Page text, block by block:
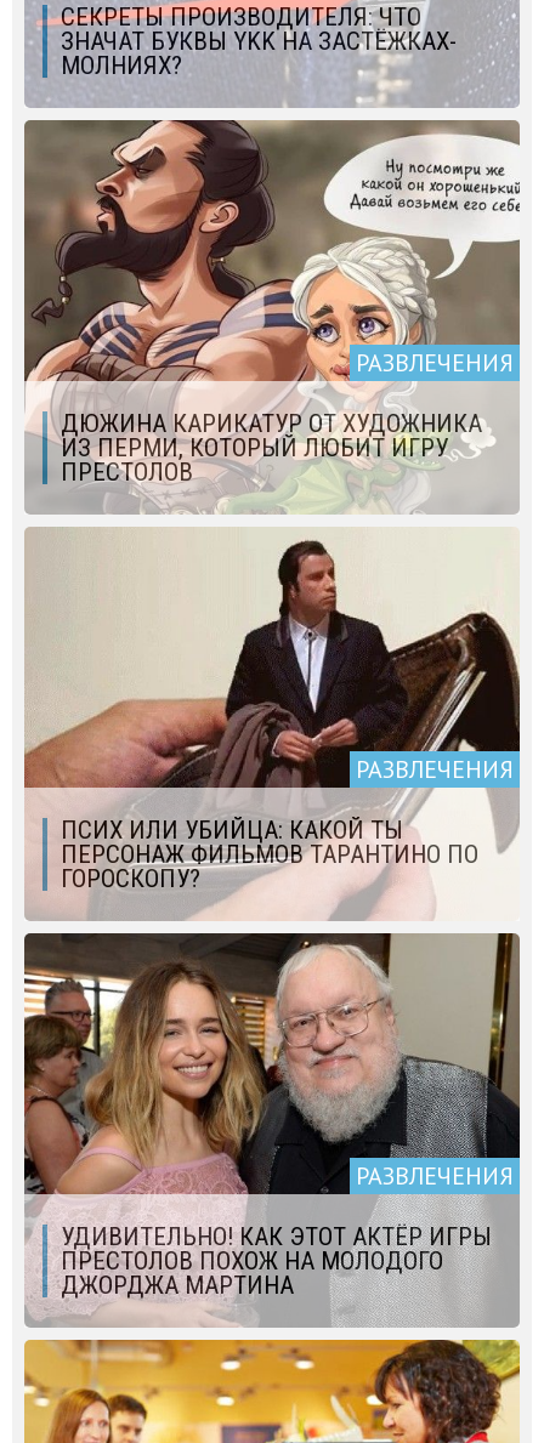
СЕКРЕТЫ ПРОИЗВОДИТЕЛЯ: ЧТО
ЗНАЧАТ БУКВЫ YKK НА ЗАСТЁЖКАХ-
МОЛНИЯХ?
РАЗВЛЕЧЕНИЯ
ДЮЖИНА КАРИКАТУР ОТ ХУДОЖНИКА
ИЗ ПЕРМИ, КОТОРЫЙ ЛЮБИТ ИГРУ
ПРЕСТОЛОВ
РАЗВЛЕЧЕНИЯ
ПСИХ ИЛИ УБИЙЦА: КАКОЙ ТЫ
ПЕРСОНАЖ ФИЛЬМОВ ТАРАНТИНО ПО
ГОРОСКОПУ?
РАЗВЛЕЧЕНИЯ
УДИВИТЕЛЬНО! КАК ЭТОТ АКТЁР ИГРЫ
ПРЕСТОЛОВ ПОХОЖ НА МОЛОДОГО
ДЖОРДЖА МАРТИНА